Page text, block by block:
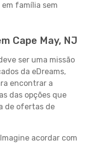
família sem
Cape May, NJ
ser uma missão
da eDreams,
encontrar a
das opções que
de ofertas de
Imagine acordar com